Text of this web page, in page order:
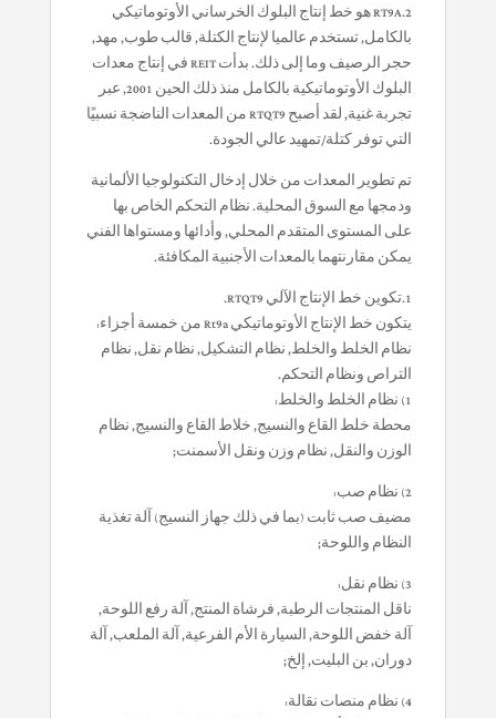
2.RT9A هو خط إنتاج البلوك الخرساني الأوتوماتيكي
بالكامل, تستخدم عالميا لإنتاج الكتلة, قالب طوب, مهد,
حجر الرصيف وما إلى ذلك. بدأت REIT في إنتاج معدات
البلوك الأوتوماتيكية بالكامل منذ ذلك الحين 2001, عبر
تجربة غنية, لقد أصبح RTQT9 من المعدات الناضجة نسبيًا
التي توفر كتلة/تمهيد عالي الجودة.
تم تطوير المعدات من خلال إدخال التكنولوجيا الألمانية
ودمجها مع السوق المحلية. نظام التحكم الخاص بها
على المستوى المتقدم المحلي, وأدائها ومستواها الفني
يمكن مقارنتهما بالمعدات الأجنبية المكافئة.
1.تكوين خط الإنتاج الآلي RTQT9.
يتكون خط الإنتاج الأوتوماتيكي Rt9a من خمسة أجزاء:
نظام الخلط والخلط, نظام التشكيل, نظام نقل, نظام
التراص ونظام التحكم.
1) نظام الخلط والخلط:
محطة خلط القاع والنسيج, خلاط القاع والنسيج, نظام
الوزن والنقل, نظام وزن ونقل الأسمنت;
2) نظام صب:
مضيف صب ثابت (بما في ذلك جهاز النسيج) آلة تغذية
النظام واللوحة;
3) نظام نقل:
ناقل المنتجات الرطبة, فرشاة المنتج, آلة رفع اللوحة,
آلة خفض اللوحة, السيارة الأم الفرعية, آلة الملعب, آلة
دوران, بن البليت, إلخ;
4) نظام منصات نقالة: